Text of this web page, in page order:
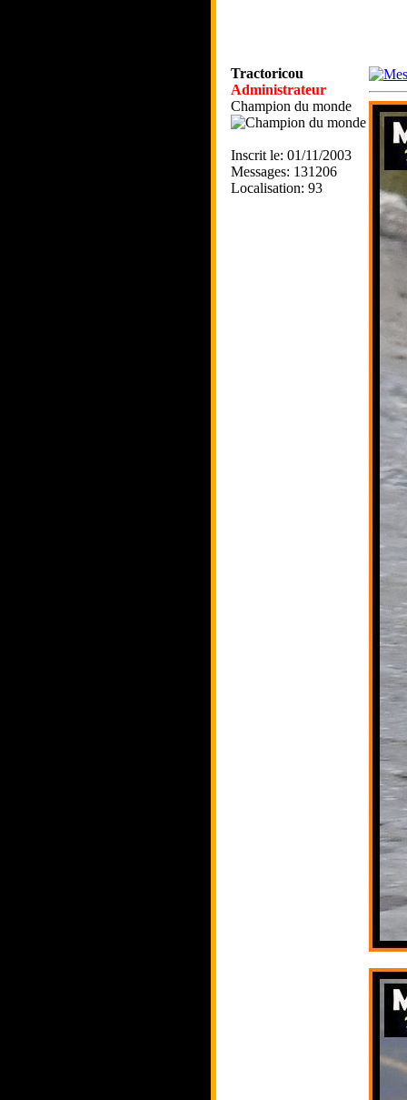
Tractoricou
Administrateur
Champion du monde
Inscrit le: 01/11/2003
Messages: 131206
Localisation: 93